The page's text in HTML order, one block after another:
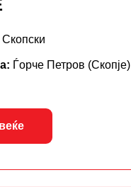
Скопски
Ѓорче Петров (Скопје)